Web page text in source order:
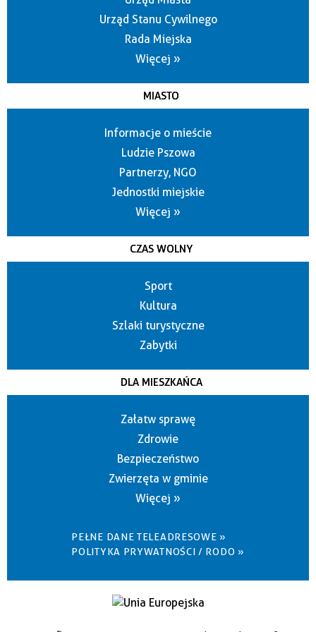
Urząd Stanu Cywilnego
Rada Miejska
Więcej »
MIASTO
Informacje o mieście
Ludzie Pszowa
Partnerzy, NGO
Jednostki miejskie
Więcej »
CZAS WOLNY
Sport
Kultura
Szlaki turystyczne
Zabytki
DLA MIESZKAŃCA
Załatw sprawę
Zdrowie
Bezpieczeństwo
Zwierzęta w gminie
Więcej »
PEŁNE DANE TELEADRESOWE »
POLITYKA PRYWATNOŚCI / RODO »